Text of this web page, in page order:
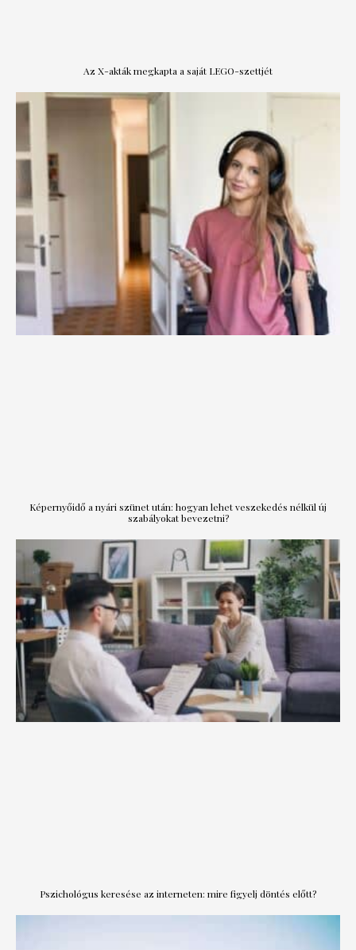
Az X-akták megkapta a saját LEGO-szettjét
Képernyőidő a nyári szünet után: hogyan lehet veszekedés nélkül új
szabályokat bevezetni?
Pszichológus keresése az interneten: mire figyelj döntés előtt?